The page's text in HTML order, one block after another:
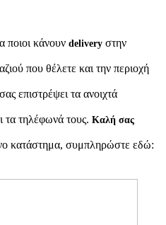
ποιοι κάνουν delivery στην
που θέλετε και την περιοχή
επιστρέψει τα ανοιχτά
τα τηλέφωνά τους. Καλή σας
κατάστημα, συμπληρώστε εδώ: